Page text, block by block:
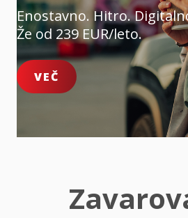
Enostavno. Hitro.
Že od 239 EUR/leto.
VEČ